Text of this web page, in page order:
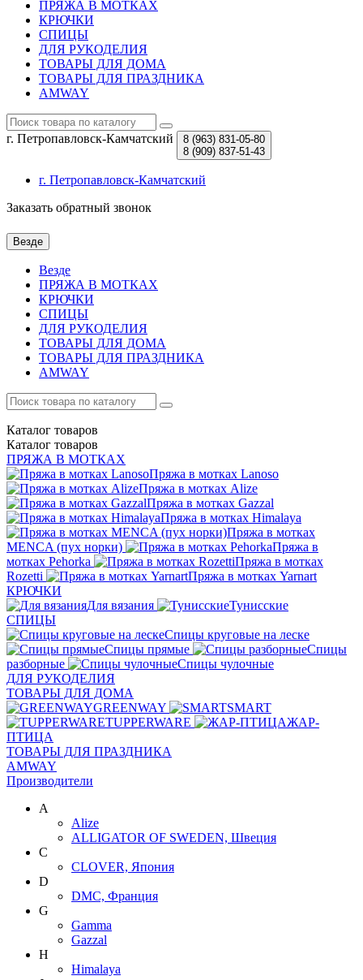
ПРЯЖА В МОТКАХ
КРЮЧКИ
СПИЦЫ
ДЛЯ РУКОДЕЛИЯ
ТОВАРЫ ДЛЯ ДОМА
ТОВАРЫ ДЛЯ ПРАЗДНИКА
AMWAY
г. Петропавловск-Камчатский 8 (963) 831-05-80
8 (909) 837-51-43
г. Петропавловск-Камчатский
Заказать обратный звонок
Везде
Везде
ПРЯЖА В МОТКАХ
КРЮЧКИ
СПИЦЫ
ДЛЯ РУКОДЕЛИЯ
ТОВАРЫ ДЛЯ ДОМА
ТОВАРЫ ДЛЯ ПРАЗДНИКА
AMWAY
Каталог товаров
Каталог товаров
ПРЯЖА В МОТКАХ
Пряжа в мотках Lanoso
Пряжа в мотках Alize
Пряжа в мотках Gazzal
Пряжа в мотках Himalaya
Пряжа в мотках
MENCA (пух норки)
Пряжа в
мотках Pehorka
Пряжа в мотках
Rozetti
Пряжа в мотках Yarnart
КРЮЧКИ
Для вязания
Тунисские
СПИЦЫ
Спицы круговые на леске
Спицы прямые
Спицы
разборные
Спицы чулочные
ДЛЯ РУКОДЕЛИЯ
ТОВАРЫ ДЛЯ ДОМА
GREENWAY
SMART
TUPPERWARE
ЖАР-
ПТИЦА
ТОВАРЫ ДЛЯ ПРАЗДНИКА
AMWAY
Производители
A
Alize
ALLIGATOR OF SWEDEN, Швеция
C
CLOVER, Япония
D
DMC, Франция
G
Gamma
Gazzal
H
Himalaya